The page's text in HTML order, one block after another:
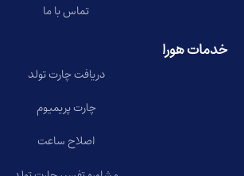
تماس با ما
خدمات هورا
دریافت چارت تولد
چارت پریمیوم
اصلاح ساعت